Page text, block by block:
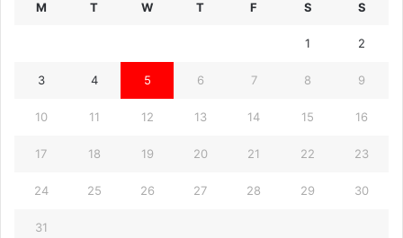
M T W T F S S
1 2
3 4 5 6 7 8 9
10 11 12 13 14 15 16
17 18 19 20 21 22 23
24 25 26 27 28 29 30
31